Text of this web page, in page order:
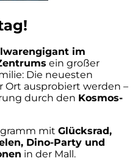
im
ein großer
Die neuesten
Ort ausprobiert werden –
durch den Kosmos-
mit Glücksrad,
Dino-Party und
in der Mall.